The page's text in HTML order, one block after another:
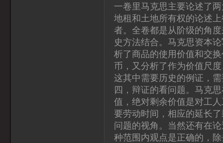
一卷里马克思主要论述了
地租和土地所有权的论述
者。全卷都是从阶级的角
史方法结合。马克思资本
析了商品的使用价值和交
币，又分析了作为价值尺
这其中需要历史的例证，
四，辩证的看问题。马克
值，绝对剩余价值是对工
要劳动时间，相应的延长
问题的视角。当然还有在
种范围内观点是正确的，